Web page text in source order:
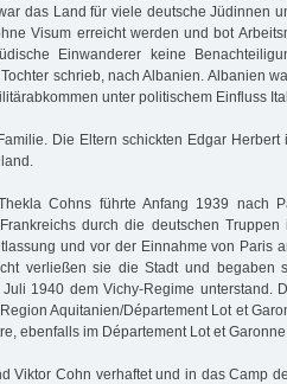
das Land für viele deutsche Jüdinnen
Visum erreicht werden und bot
Einwanderer keine
schrieb, nach Albanien. Albanien
unter politischem Einfluss
Die Eltern schickten Edgar
Cohns führte Anfang 1939 nach
durch die deutschen
und vor der Einnahme von Paris
verließen sie die Stadt und begaben
1940 dem Vichy-Regime unterstand.
Aquitanien/Département Lot et
ebenfalls im Département Lot et
Viktor Cohn verhaftet und in das Camp